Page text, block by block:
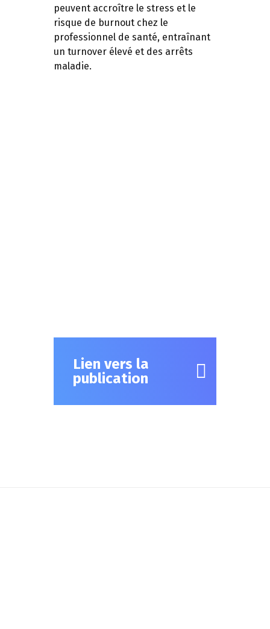
peuvent accroître le stress et le
risque de burnout chez le
professionnel de santé, entraînant
un turnover élevé et des arrêts
maladie.
Lien vers la
publication